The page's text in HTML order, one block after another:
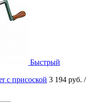
Быстрый
с присоской 3 194 руб. /